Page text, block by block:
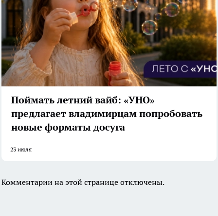
Поймать летний вайб: «УНО»
предлагает владимирцам попробовать
новые форматы досуга
23 июля
Комментарии на этой странице отключены.